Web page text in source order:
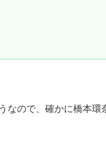
なので、確かに橋本環